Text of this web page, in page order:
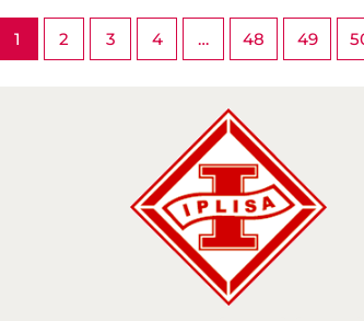
1 2 3 4 … 48 49